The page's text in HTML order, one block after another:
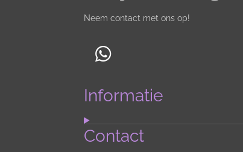
Neem contact met ons op!
W
a
s
Informatie
Contact